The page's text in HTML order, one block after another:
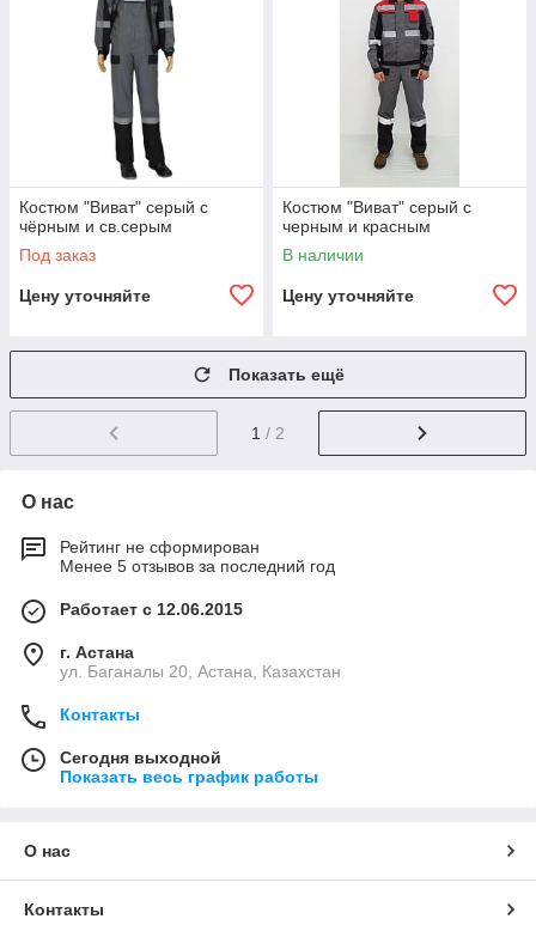
Костюм "Виват" серый с
чёрным и св.серым
Под заказ
Цену уточняйте
Костюм "Виват" серый с
черным и красным
В наличии
Цену уточняйте
Показать ещё
1 / 2
О нас
Рейтинг не сформирован
Менее 5 отзывов за последний год
Работает с 12.06.2015
г. Астана
ул. Баганалы 20, Астана, Казахстан
Контакты
Сегодня выходной
Показать весь график работы
О нас
Контакты